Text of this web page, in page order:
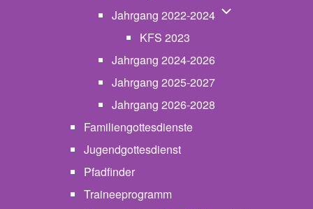
Jahrgang 2022-2024 Unternavigation
KFS 2023
Jahrgang 2024-2026
Jahrgang 2025-2027
Jahrgang 2026-2028
Familiengottesdienste
Jugendgottesdienst
Pfadfinder
Traineeprogramm